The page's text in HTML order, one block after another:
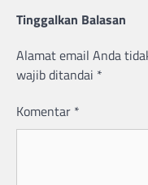
Tinggalkan Balasan
Alamat email Anda
wajib ditandai *
Komentar *